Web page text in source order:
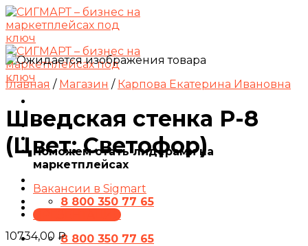
Skip
to
content
Поможем стать лидерами на
маркетплейсах
Вакансии в Sigmart
8 800 350 77 65
ПРЕЗЕНТАЦИЯ
8 800 350 77 65
Главная / Магазин / Карпова Екатерина Ивановна
Шведская стенка P-8
(Цвет: Светофор)
10734,00 ₽